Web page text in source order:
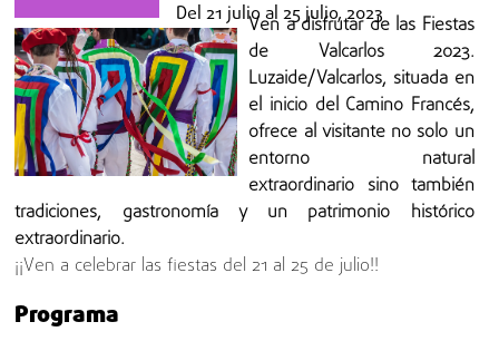
Del21 julioal25 julio, 2023
Ven a disfrutar de las Fiestas
de Valcarlos 2023.
Luzaide/Valcarlos, situada en
el inicio del Camino Francés,
ofrece al visitante no solo un
entorno natural
extraordinario sino también
tradiciones, gastronomía y un patrimonio histórico
extraordinario.
¡¡Ven a celebrar las fiestas del 21 al 25 de julio!!
Programa